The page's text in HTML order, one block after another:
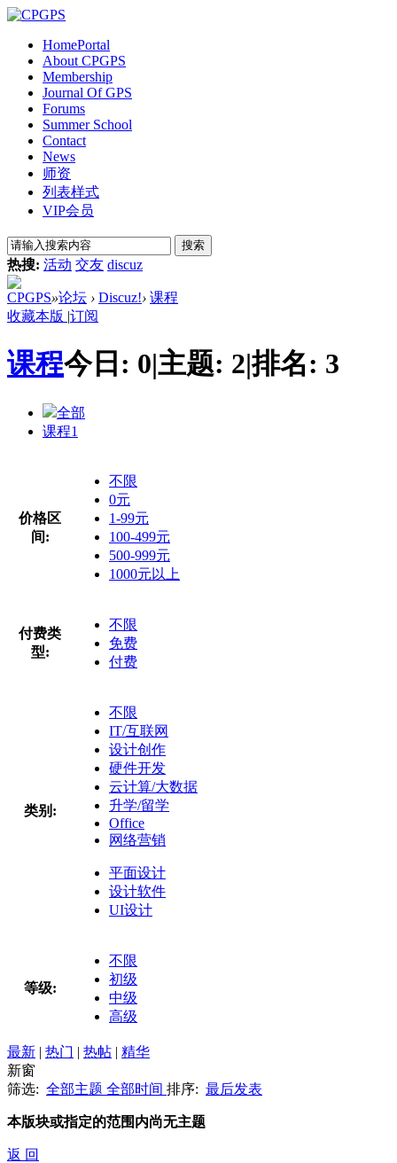
HomePortal
About CPGPS
Membership
Journal Of GPS
Forums
Summer School
Contact
News
师资
列表样式
VIP会员
搜索
热搜: 活动 交友 discuz
CPGPS»论坛 › Discuz!› 课程
收藏本版 |订阅
课程今日: 0|主题: 2|排名: 3
全部
课程1
价格区
间:
不限
0元
1-99元
100-499元
500-999元
1000元以上
付费类
型:
不限
免费
付费
类别:
不限
IT/互联网
设计创作
硬件开发
云计算/大数据
升学/留学
Office
网络营销
平面设计
设计软件
UI设计
等级:
不限
初级
中级
高级
最新 | 热门 | 热帖 | 精华
新窗
筛选: 全部主题 全部时间 排序: 最后发表
本版块或指定的范围内尚无主题
返 回